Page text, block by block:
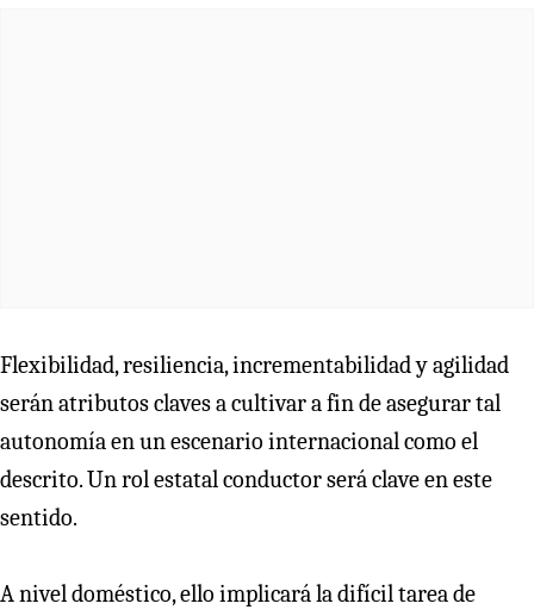
Flexibilidad, resiliencia, incrementabilidad y agilidad
serán atributos claves a cultivar a fin de asegurar tal
autonomía en un escenario internacional como el
descrito. Un rol estatal conductor será clave en este
sentido.
A nivel doméstico, ello implicará la difícil tarea de